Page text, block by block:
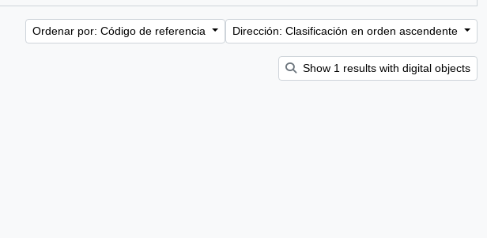
Ordenar por: Código de referencia Dirección: Clasificación en orden ascendente
Show 1 results with digital objects